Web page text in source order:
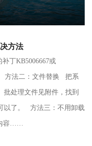
方法
丁KB5006667或
方法二：文件替换 把系
批处理文件见附件，找到
以了。 方法三：不用卸载
容……